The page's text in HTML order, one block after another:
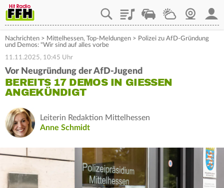
PlaylistStaupilotWetterWebcam
Nachrichten > Mittelhessen, Top-Meldungen > Polizei zu AfD-Gründung
und Demos: "Wir sind auf alles vorbe
11.11.2025, 10:45 Uhr
Vor Neugründung der AfD-Jugend
BEREITS 17 DEMOS IN GIESSEN A
NGEKÜNDIGT
Leiterin Redaktion Mittelhessen
Anne Schmidt